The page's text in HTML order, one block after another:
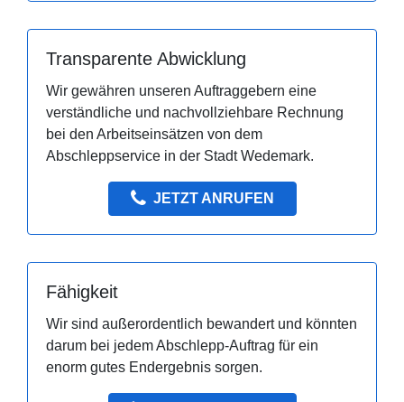
Transparente Abwicklung
Wir gewähren unseren Auftraggebern eine
verständliche und nachvollziehbare Rechnung
bei den Arbeitseinsätzen von dem
Abschleppservice in der Stadt Wedemark.
JETZT ANRUFEN
Fähigkeit
Wir sind außerordentlich bewandert und könnten
darum bei jedem Abschlepp-Auftrag für ein
enorm gutes Endergebnis sorgen.